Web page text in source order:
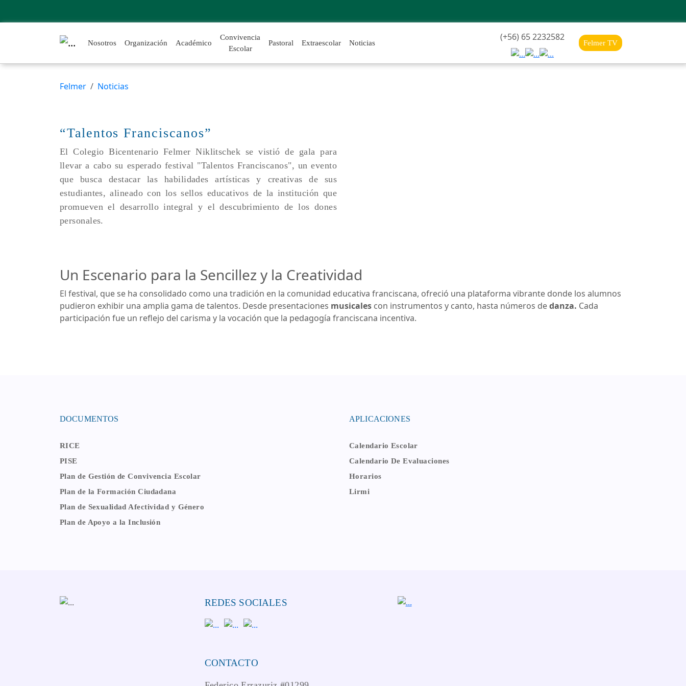
Nosotros Organización Académico
Convivencia
Escolar
Pastoral Extraescolar Noticias
(+56) 65 2232582
Felmer TV
Felmer Noticias
“Talentos Franciscanos”
El Colegio Bicentenario Felmer Niklitschek se vistió de gala para
llevar a cabo su esperado festival "Talentos Franciscanos", un evento
que busca destacar las habilidades artísticas y creativas de sus
estudiantes, alineado con los sellos educativos de la institución que
promueven el desarrollo integral y el descubrimiento de los dones
personales.
Un Escenario para la Sencillez y la Creatividad
El festival, que se ha consolidado como una tradición en la comunidad educativa franciscana, ofreció una plataforma vibrante donde los alumnos
pudieron exhibir una amplia gama de talentos. Desde presentaciones musicales con instrumentos y canto, hasta números dedanza. Cada
participación fue un reflejo del carisma y la vocación que la pedagogía franciscana incentiva.
DOCUMENTOS
RICE
PISE
Plan de Gestión de Convivencia Escolar
Plan de la Formación Ciudadana
Plan de Sexualidad Afectividad y Género
Plan de Apoyo a la Inclusión
APLICACIONES
Calendario Escolar
Calendario De Evaluaciones
Horarios
Lirmi
REDES SOCIALES
CONTACTO